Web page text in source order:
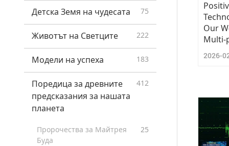
Детска Земя на чудесата 75
Животът на Светците 222
Модели на успеха 183
Поредица за древните
предсказания за нашата
планета
412
Пророчества за Майтрея
Буда
25
Our
Multi-
2026-